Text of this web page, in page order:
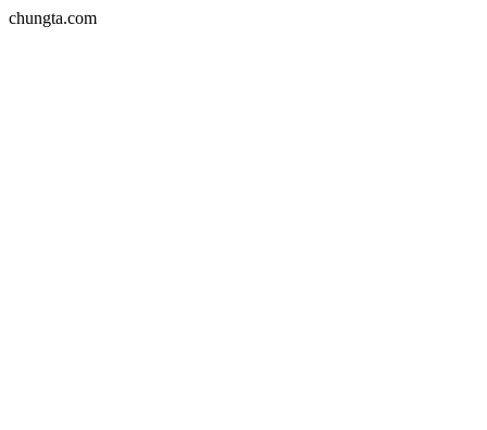
chungta.com